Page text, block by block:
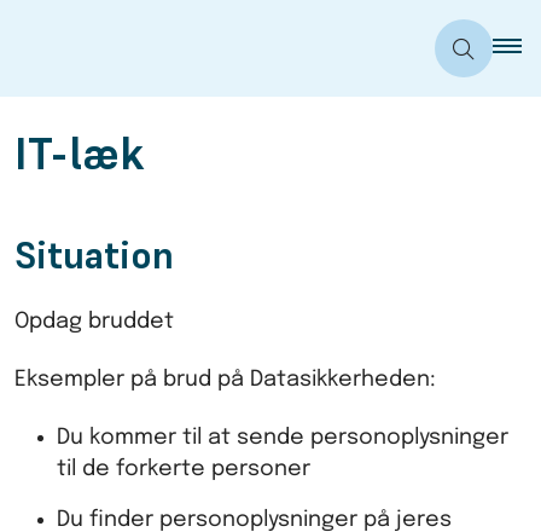
IT-læk
Situation
Opdag bruddet
Eksempler på brud på Datasikkerheden:
Du kommer til at sende personoplysninger
til de forkerte personer
Du finder personoplysninger på jeres